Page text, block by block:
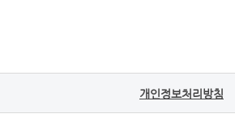
개인정보처리방침